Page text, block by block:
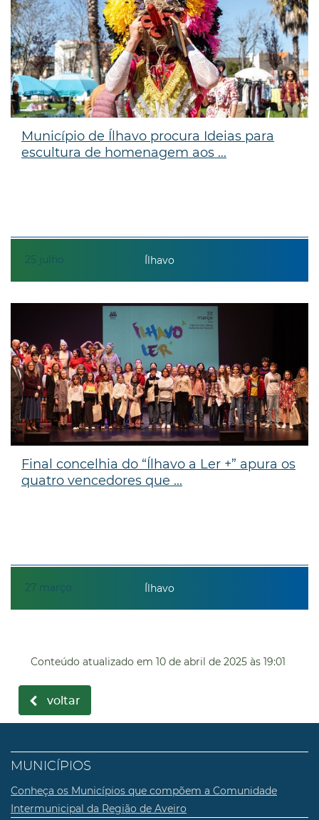
25 julho
Município de Ílhavo procura Ideias para
escultura de homenagem aos ...
Ílhavo
27 março
Final concelhia do “Ílhavo a Ler +” apura os
quatro vencedores que ...
Ílhavo
Conteúdo atualizado em 10 de abril de 2025 às 19:01
voltar
MUNICÍPIOS
Conheça os Municípios que compõem a Comunidade
Intermunicipal da Região de Aveiro